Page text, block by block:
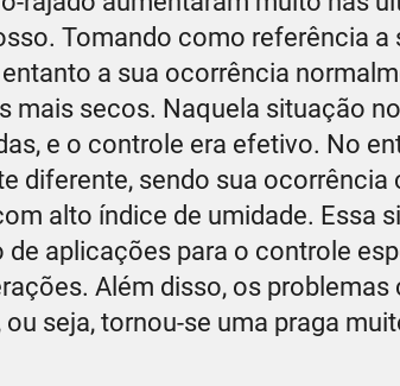
Tomando como referência
a sua ocorrência
mais secos. Naquela situação
e o controle era efetivo. No
diferente, sendo sua
alto índice de umidade. Essa
de aplicações para o controle
Além disso, os
seja, tornou-se uma praga